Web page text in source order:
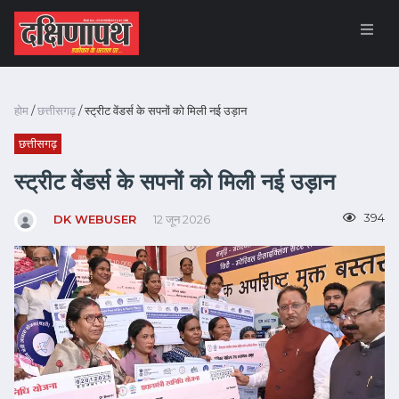
होम/छत्तीसगढ़/ स्ट्रीट वेंडर्स के सपनों को मिली नई उड़ान
छत्तीसगढ़
स्ट्रीट वेंडर्स के सपनों को मिली नई उड़ान
DK WEBUSER 12 जून 2026 394